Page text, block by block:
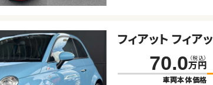
フィアット フィア
70.0 （税込）
万円
車両本体価格